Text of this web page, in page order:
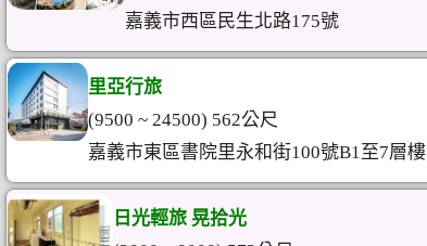
嘉義市西區民生北路175號
里亞行旅
(9500 ~ 24500) 562公尺
嘉義市東區書院里永和街100號B1至7層樓
日光輕旅 晃拾光